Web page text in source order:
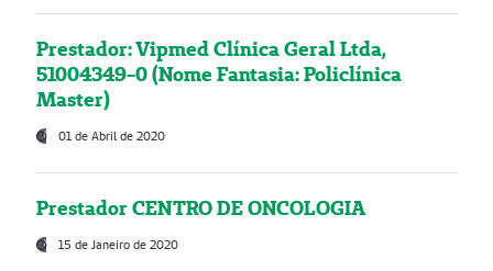
Prestador: Vipmed Clínica Geral Ltda,
51004349-0 (Nome Fantasia: Policlínica
Master)
01 de Abril de 2020
Prestador CENTRO DE ONCOLOGIA
15 de Janeiro de 2020